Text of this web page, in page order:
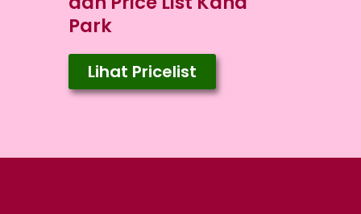
Park
Lihat Pricelist